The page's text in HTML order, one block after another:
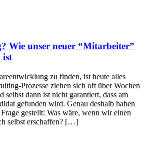
Wie unser neuer “Mitarbeiter”
ist
zu finden, ist heute alles
Prozesse ziehen sich oft über Wochen
selbst dann ist nicht garantiert, dass am
gefunden wird. Genau deshalb haben
gestellt: Was wäre, wenn wir einen
selbst erschaffen? […]